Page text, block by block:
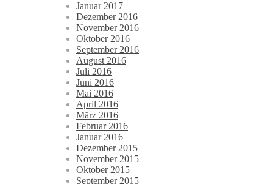
Januar 2017
Dezember 2016
November 2016
Oktober 2016
September 2016
August 2016
Juli 2016
Juni 2016
Mai 2016
April 2016
März 2016
Februar 2016
Januar 2016
Dezember 2015
November 2015
Oktober 2015
September 2015